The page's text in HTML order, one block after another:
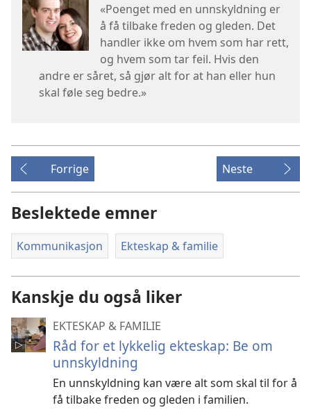
«Poenget med en unnskyldning er
å få tilbake freden og gleden. Det
handler ikke om hvem som har rett,
og hvem som tar feil. Hvis den
andre er såret, så gjør alt for at han eller hun
skal føle seg bedre.»
Forrige Neste
Beslektede emner
Kommunikasjon Ekteskap & familie
Kanskje du også liker
EKTESKAP & FAMILIE
Råd for et lykkelig ekteskap: Be om
unnskyldning
En unnskyldning kan være alt som skal til for å
få tilbake freden og gleden i familien.